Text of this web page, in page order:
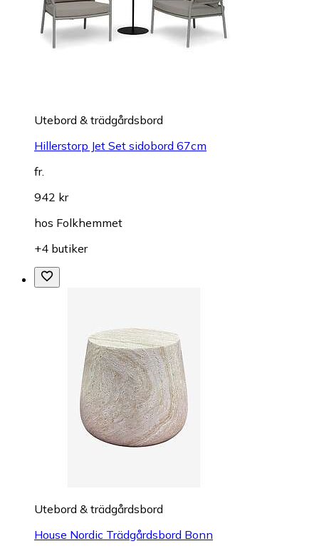
Utebord & trädgårdsbord
Hillerstorp Jet Set sidobord 67cm
fr.
942 kr
hos Folkhemmet
+4 butiker
Utebord & trädgårdsbord
House Nordic Trädgårdsbord Bonn